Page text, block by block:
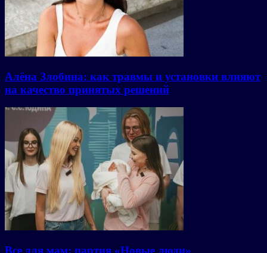
Алёна Злобина: как травмы и установки влияют
на качество принятых решений
Все для мам: партия «Новые люди»